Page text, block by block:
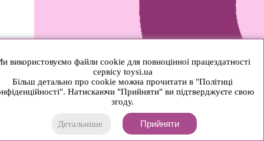
використовуємо файли cookie для повноцінної працездатності
сервісу toysi.ua
Більш детально про cookie можна прочитати в "Політиці
Натискаючи "Прийняти" ви підтверджуєте свою
згоду.
Детальніше Прийняти